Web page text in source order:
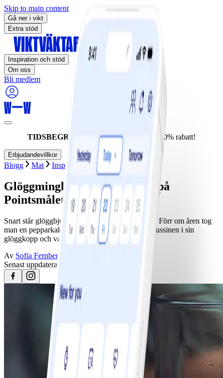
Skip to main content
Gå ner i vikt
Extra stöd
Inspiration och stöd
Om oss
Bli medlem
TIDSBEGRÄNSAT ERBJUDANDE: 60% rabatt!
Erbjudandevillkor
Blogg Mat Inspiration Högtider
Glöggmingla utan att vingla - på
Pointsmålet!
Snart står glöggbjudningarna som spön i backen. Förr om åren tog
man en pepparkaka, tuggade i sig mandeln och russinen i sin
glöggkopp och var glad och nöjd med det.
Av Sofia Fernberg
Senast uppdaterad